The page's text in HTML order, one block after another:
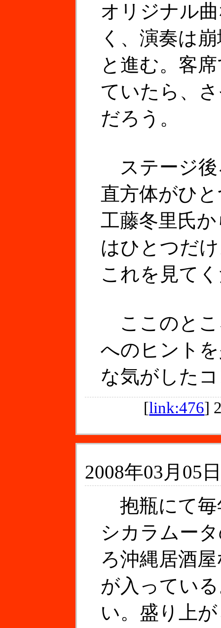
オリジナル
く、演奏は
と進む。客
ていたら、
だろう。
ステージ後
直方体がひ
工藤冬里氏
はひとつだ
これを見て
ここのとこ
へのヒント
な気がした
[link:476]
2008年03月05
抱瓶にて毎
シカラムー
ろ沖縄居酒
が入ってい
い。盛り上